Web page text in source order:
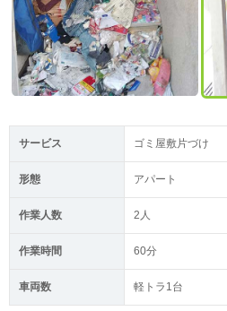
サービス ゴミ屋敷片づけ
形態 アパート
作業人数 2人
作業時間 60分
車両数 軽トラ1台